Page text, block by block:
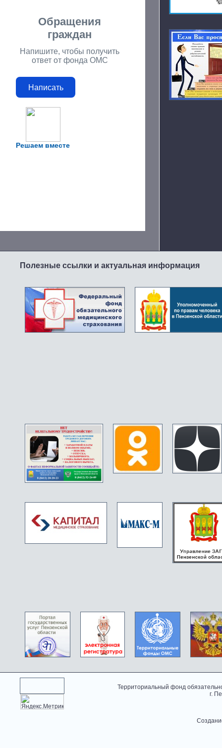
Решаем вместе
Обращения
граждан
Напишите, чтобы получить
ответ от фонда ОМС
Написать
Полезные ссылки и актуальная информация
Территориальный фонд
г.